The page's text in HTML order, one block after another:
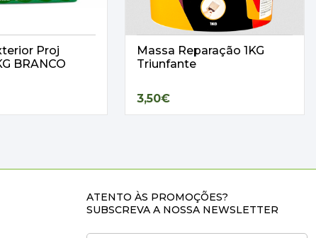
Proj
BRANCO
Massa Reparação 1KG
Triunfante
3,50€
ATENTO ÀS PROMOÇÕES?
SUBSCREVA A NOSSA NEWSLETTER